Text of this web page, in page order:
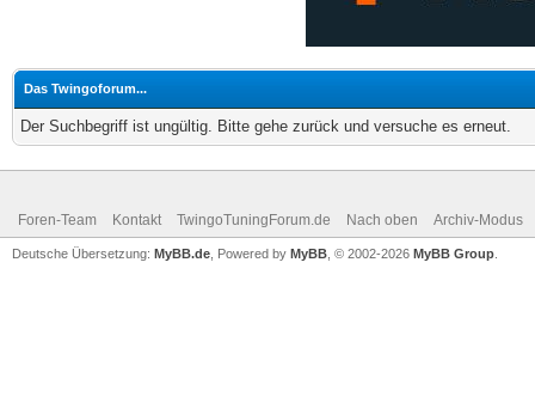
Das Twingoforum...
Der Suchbegriff ist ungültig. Bitte gehe zurück und versuche es erneut.
Foren-Team Kontakt TwingoTuningForum.de Nach oben Archiv-Modus
Deutsche Übersetzung: MyBB.de , Powered by MyBB , © 2002-2026 MyBB Group